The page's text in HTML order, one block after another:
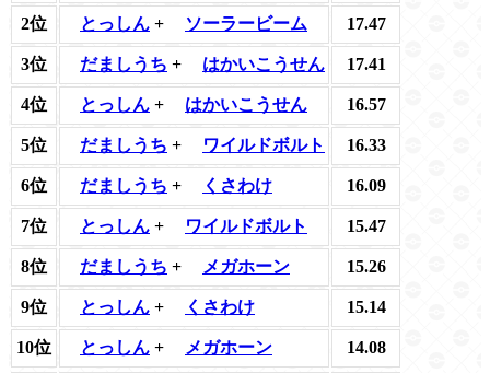
2位 とっしん + ソーラービーム 17.47
3位 だましうち + はかいこうせん 17.41
4位 とっしん + はかいこうせん 16.57
5位 だましうち + ワイルドボルト 16.33
6位 だましうち + くさわけ 16.09
7位 とっしん + ワイルドボルト 15.47
8位 だましうち + メガホーン 15.26
9位 とっしん + くさわけ 15.14
10位 とっしん + メガホーン
14.08